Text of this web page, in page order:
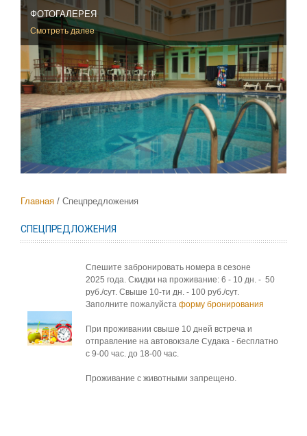
ФОТОГАЛЕРЕЯ
Смотреть далее
Главная Спецпредложения
СПЕЦПРЕДЛОЖЕНИЯ
Спешите забронировать номера в сезоне
2025 года. Скидки на проживание: 6 - 10 дн. - 50
руб./сут. Свыше 10-ти дн. - 100 руб./сут.
Заполните пожалуйста форму бронирования
При проживании свыше 10 дней встреча и
отправление на автовокзале Судака - бесплатно
с 9-00 час. до 18-00 час.
Проживание с животными запрещено.